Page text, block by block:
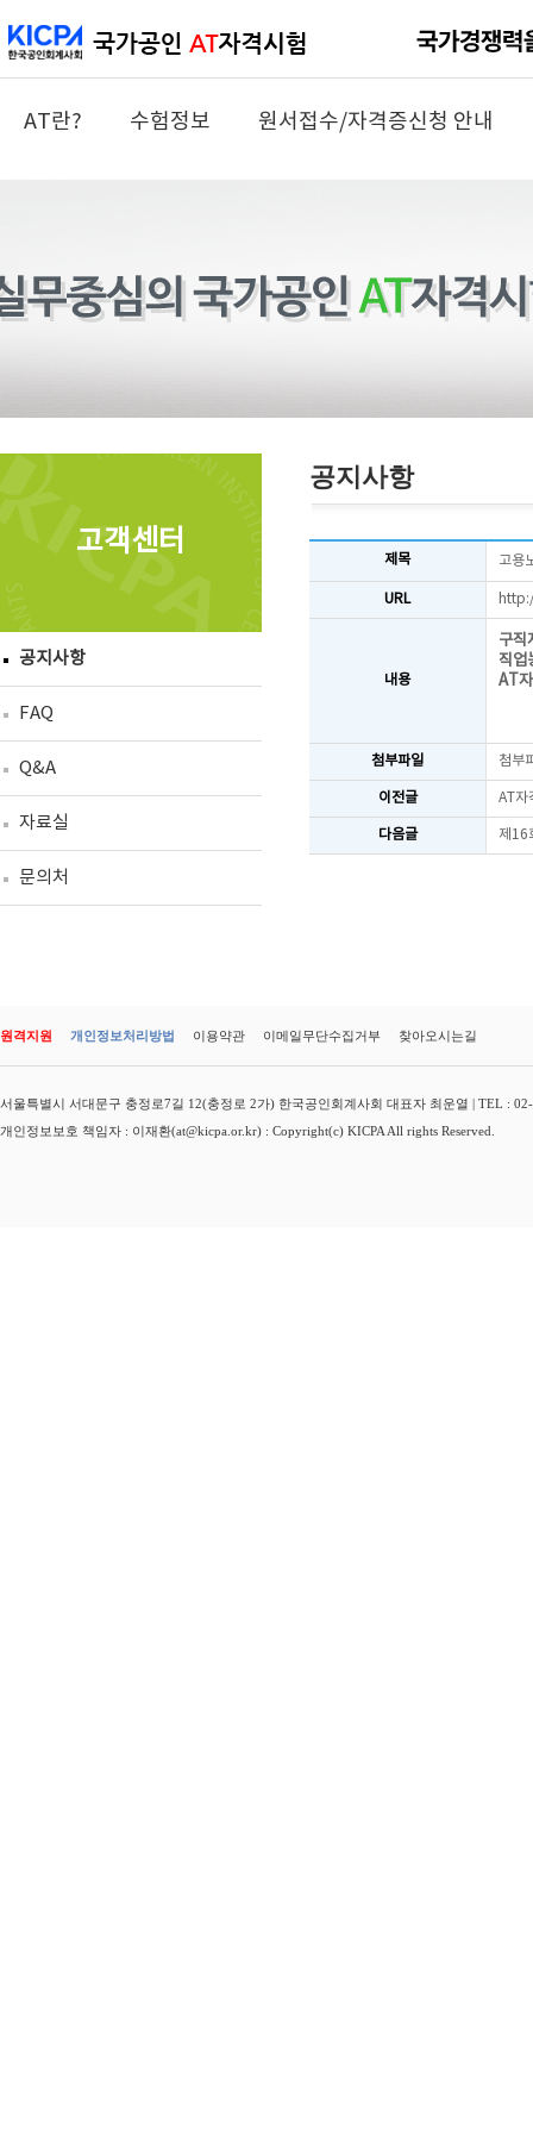
AT란? 수험정보 원서접수/자격증신청 안내
고객센터
공지사항
FAQ
Q&A
자료실
문의처
공지사항
제목 고용
URL
내용
구직
직업
AT
첨부파일 첨부
이전글 AT자
다음글 제16
원격지원 개인정보처리방법 이용약관 이메일무단수집거부 찾아오시는길
서울특별시 서대문구 충정로7길 12(충정로 2가) 한국공인회계사회 대표자 최운열 | TEL :
개인정보보호 책임자 : 이재환(at@kicpa.or.kr) : Copyright(c) KICPA All rights Reserved.